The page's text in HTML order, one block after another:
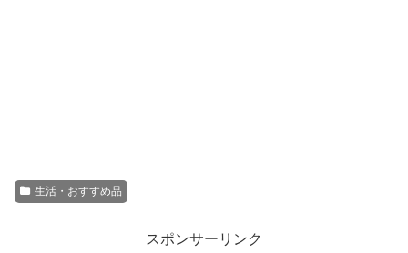
生活・おすすめ品
スポンサーリンク